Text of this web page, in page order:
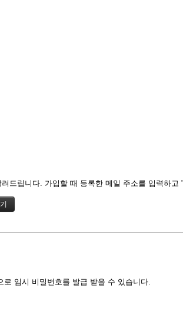
드립니다. 가입할 때 등록한 메일 주소를 입력하고
임시 비밀번호를 발급 받을 수 있습니다.